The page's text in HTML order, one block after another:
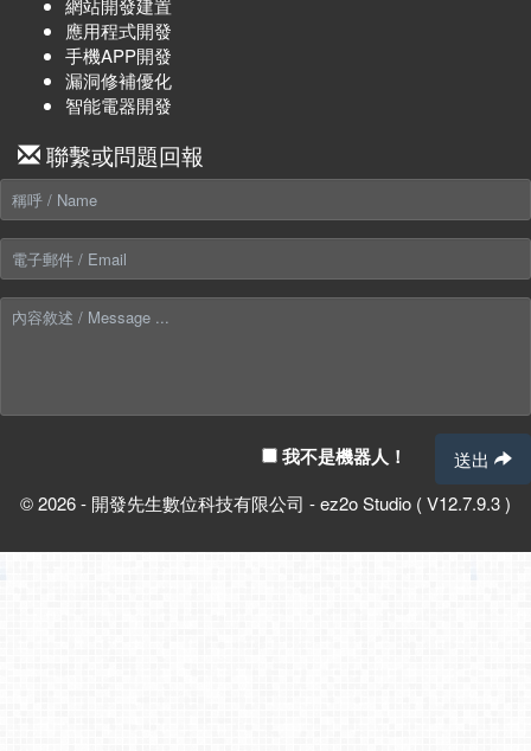
應用程式開發
手機APP開發
漏洞修補優化
智能電器開發
聯繫或問題回報
我不是機器人！
送出
© 2026 - 開發先生數位科技有限公司 - ez2o Studio ( V12.7.9.3 )